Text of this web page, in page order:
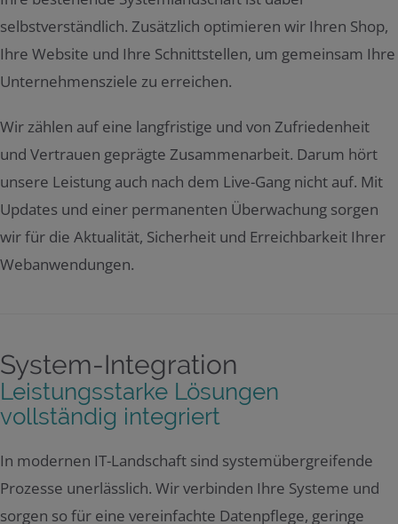
selbstverständlich. Zusätzlich optimieren wir Ihren Shop,
Ihre Website und Ihre Schnittstellen, um gemeinsam Ihre
Unternehmensziele zu erreichen.
Wir zählen auf eine langfristige und von Zufriedenheit
und Vertrauen geprägte Zusammenarbeit. Darum hört
unsere Leistung auch nach dem Live-Gang nicht auf. Mit
Updates und einer permanenten Überwachung sorgen
wir für die Aktualität, Sicherheit und Erreichbarkeit Ihrer
Webanwendungen.
System-Integration
Leistungsstarke Lösungen
vollständig integriert
In modernen IT-Landschaft sind systemübergreifende
Prozesse unerlässlich. Wir verbinden Ihre Systeme und
sorgen so für eine vereinfachte Datenpflege, geringe